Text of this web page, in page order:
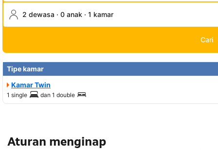
2 dewasa · 0 anak · 1 kamar
Cari
Tipe kamar
Kamar Twin
1 single dan 1 double
Aturan menginap